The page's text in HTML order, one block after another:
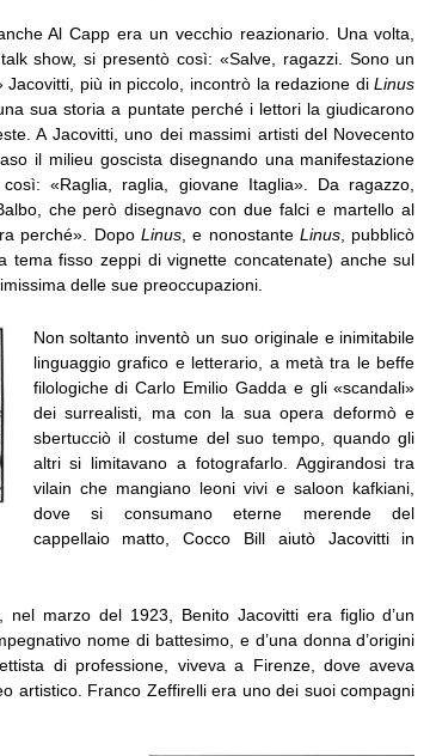
Al Capp era un vecchio reazionario. Una volta,
show, si presentò così: «Salve, ragazzi. Sono un
Jacovitti, più in piccolo, incontrò la redazione diLinus
sua storia a puntate perché i lettori la giudicarono
A Jacovitti, uno dei massimi artisti del Novecento
il milieu goscista disegnando una manifestazione
«Raglia, raglia, giovane Itaglia». Da ragazzo,
che però disegnavo con due falci e martello al
perché». DopoLinus, e nonostanteLinus, pubblicò
tema fisso zeppi di vignette concatenate) anche sul
delle sue preoccupazioni.
Non soltanto inventò un suo originale e inimitabile
linguaggio grafico e letterario, a metà tra le beffe
filologiche di Carlo Emilio Gadda e gli «scandali»
dei surrealisti, ma con la sua opera deformò e
sbertucciò il costume del suo tempo, quando gli
altri si limitavano a fotografarlo. Aggirandosi tra
vilain che mangiano leoni vivi e saloon kafkiani,
dove si consumano eterne merende del
cappellaio matto, Cocco Bill aiutò Jacovitti in
marzo del 1923, Benito Jacovitti era figlio d’un
nome di battesimo, e d’una donna d’origini
di professione, viveva a Firenze, dove aveva
artistico. Franco Zeffirelli era uno dei suoi compagni